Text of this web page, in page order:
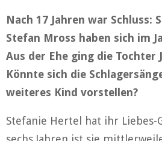
Nach 17 Jahren war Schluss:
Stefan Mross haben sich im
Aus der Ehe ging die Tochter
Könnte sich die
weiteres Kind vorstellen?
Stefanie Hertel hat ihr Liebes-